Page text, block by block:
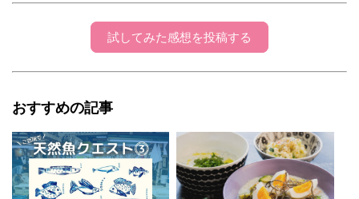
試してみた感想を投稿する
おすすめの記事